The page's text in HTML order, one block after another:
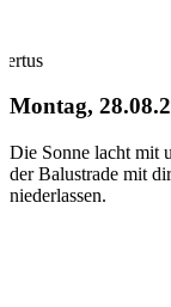
Montag,
Die Sonne lacht mit
der Balustrade mit
niederlassen.